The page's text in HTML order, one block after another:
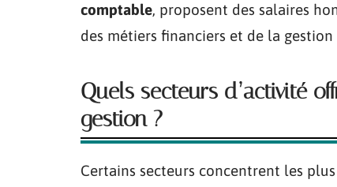
comptable, proposent des salaires
des métiers financiers et de la
Quels secteurs d’activité
gestion ?
Certains secteurs concentrent les